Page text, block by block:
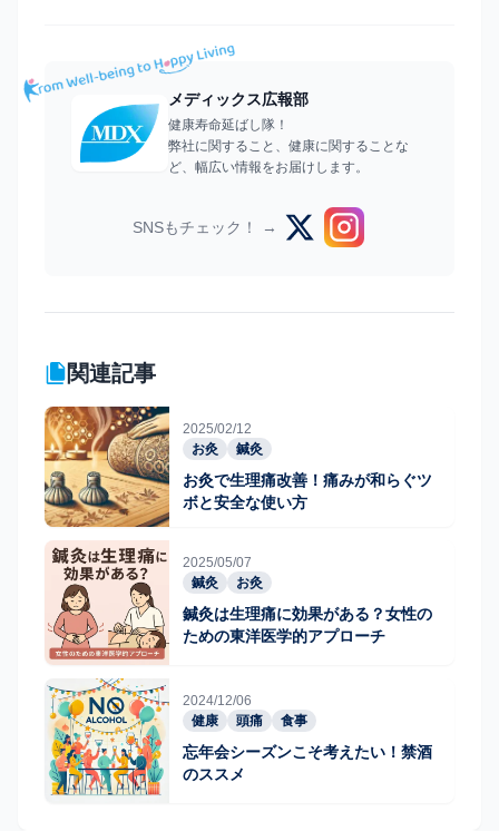
メディックス広報部
健康寿命延ばし隊！
弊社に関すること、健康に関することな
ど、幅広い情報をお届けします。
SNSもチェック！ →
関連記事
2025/02/12
お灸
鍼灸
お灸で生理痛改善！痛みが和らぐツ
ボと安全な使い方
2025/05/07
鍼灸
お灸
鍼灸は生理痛に効果がある？女性の
ための東洋医学的アプローチ
2024/12/06
健康
頭痛 食事
忘年会シーズンこそ考えたい！禁酒
のススメ